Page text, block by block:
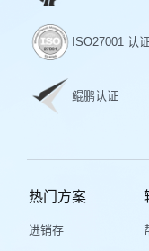
ISO27001 认
鲲鹏认证
热门方案
进销存